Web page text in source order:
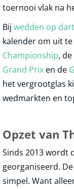
toernooi vlak na
Bij wedden op
kalender om uit
Championship, de
Grand Prix en de
het vergrootglas
wedmarkten en
Opzet van
Sinds 2013 wordt
georganiseerd.
simpel. Want